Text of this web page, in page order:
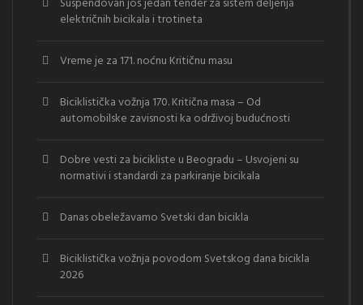
električnih bicikala i trotineta
Vreme je za 171. noćnu Kritičnu masu
Biciklistička vožnja 170. Kritična masa – Od
automobilske zavisnosti ka održivoj budućnosti
Dobre vesti za bicikliste u Beogradu – Usvojeni su
normativi i standardi za parkiranje bicikala
Danas obeležavamo Svetski dan bicikla
Biciklistička vožnja povodom Svetskog dana bicikla
2026